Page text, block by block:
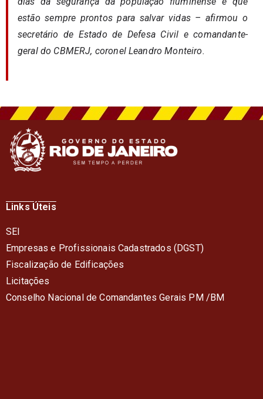
estão sempre prontos para salvar vidas – afirmou o
secretário de Estado de Defesa Civil e comandante-
geral do CBMERJ, coronel Leandro Monteiro.
Links Úteis
SEI
Empresas e Profissionais Cadastrados (DGST)
Fiscalização de Edificações
Licitações
Conselho Nacional de Comandantes Gerais PM /BM